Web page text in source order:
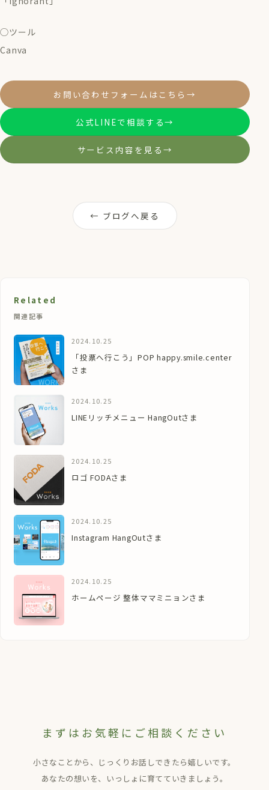
◯ツール
Canva
お問い合わせフォームはこちら→
公式LINEで相談する→
サービス内容を見る →
← ブログへ戻る
Related
関連記事
2024.10.25
「投票へ行こう」POP happy.smile.center
さま
2024.10.25
LINEリッチメニュー HangOutさま
2024.10.25
ロゴ FODAさま
2024.10.25
Instagram HangOutさま
2024.10.25
ホームページ 整体ママミニョンさま
まずはお気軽にご相談ください
小さなことから、じっくりお話しできたら嬉しいです。
あなたの想いを、いっしょに育てていきましょう。